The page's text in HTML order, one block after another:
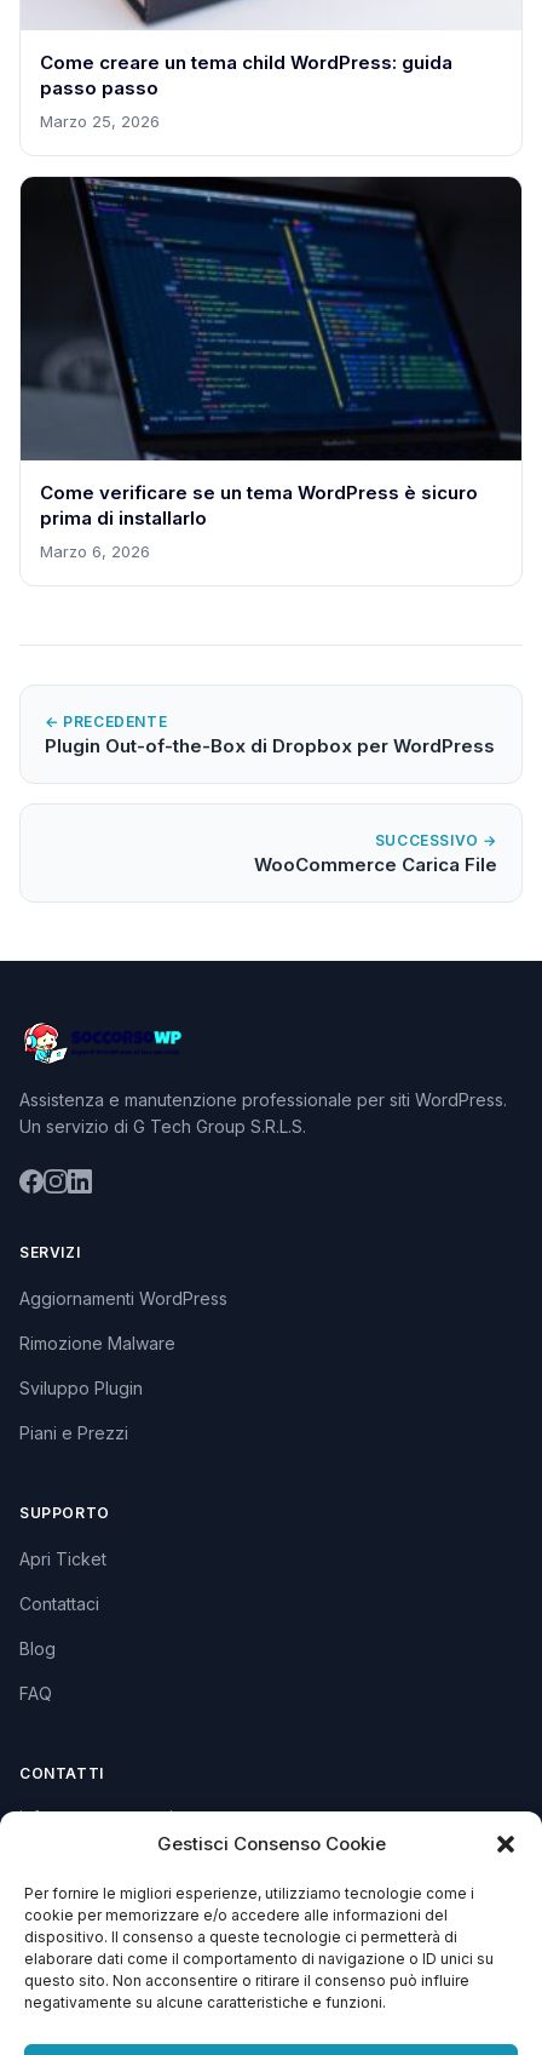
Gestisci Consenso Cookie
Per fornire le migliori esperienze, utilizziamo tecnologie come i
cookie per memorizzare e/o accedere alle informazioni del
dispositivo. Il consenso a queste tecnologie ci permetterà di
elaborare dati come il comportamento di navigazione o ID unici su
questo sito. Non acconsentire o ritirare il consenso può influire
negativamente su alcune caratteristiche e funzioni.
Come creare un tema child WordPress: guida
passo passo
Marzo 25, 2026
Come verificare se un tema WordPress è sicuro
prima di installarlo
Marzo 6, 2026
← PRECEDENTE
Plugin Out-of-the-Box di Dropbox per WordPress
SUCCESSIVO →
WooCommerce Carica File
Assistenza e manutenzione professionale per siti WordPress.
Un servizio di G Tech Group S.R.L.S.
SERVIZI
Aggiornamenti WordPress
Rimozione Malware
Sviluppo Plugin
Piani e Prezzi
SUPPORTO
Apri Ticket
Contattaci
Blog
FAQ
CONTATTI
info@soccorsowp.it
PEC: gtechgroup@pec.it
Privacy Policy
Cookie Policy
Termini e Condizioni